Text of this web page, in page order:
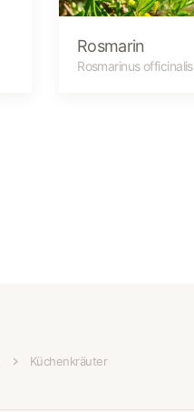
Rosmarin
Rosmarinus officinalis
Küchenkräuter